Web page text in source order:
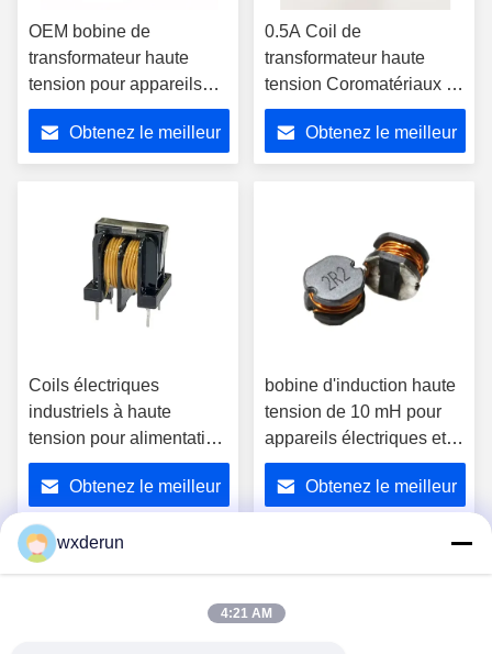
OEM bobine de
transformateur haute
tension pour appareils
électriques Solutions
électriques industrielles
Obtenez le meilleur
0.5A Coil de
transformateur haute
tension Coromatériaux de
ferrite pour la distribution
d'énergieObtenez le meilleur
Coils électriques
industriels à haute
tension pour alimentation
électrique et
transformateurs
Obtenez le meilleur
bobine d'induction haute
tension de 10 mH pour
appareils électriques et
intégration d'alimentation
électrique
Obtenez le meilleur
1
wxderun
4:21 AM